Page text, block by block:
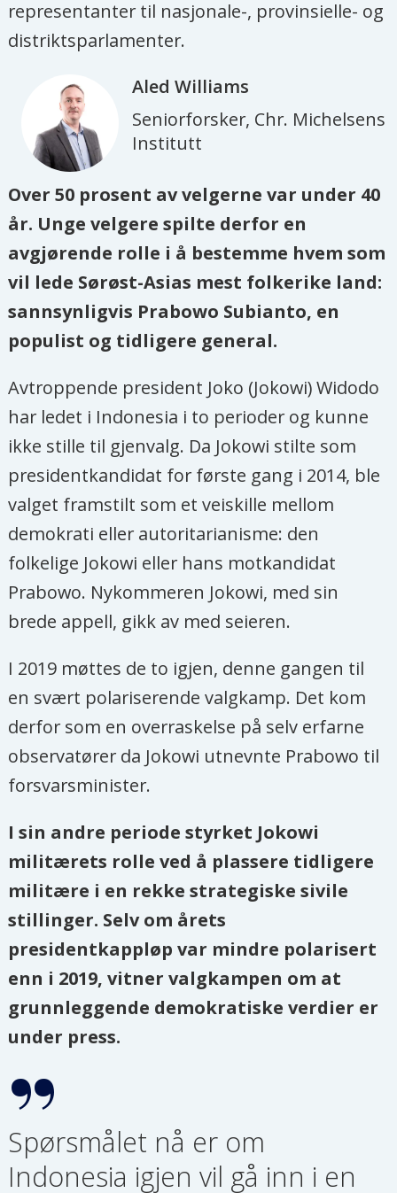
representanter til nasjonale-, provinsielle- og
distriktsparlamenter.
Aled Williams
Seniorforsker, Chr. Michelsens
Institutt
Over 50 prosent av velgerne var under 40
år. Unge velgere spilte derfor en
avgjørende rolle i å bestemme hvem som
vil lede Sørøst-Asias mest folkerike land:
sannsynligvis Prabowo Subianto, en
populist og tidligere general.
Avtroppende president Joko (Jokowi) Widodo
har ledet i Indonesia i to perioder og kunne
ikke stille til gjenvalg. Da Jokowi stilte som
presidentkandidat for første gang i 2014, ble
valget framstilt som et veiskille mellom
demokrati eller autoritarianisme: den
folkelige Jokowi eller hans motkandidat
Prabowo. Nykommeren Jokowi, med sin
brede appell, gikk av med seieren.
I 2019 møttes de to igjen, denne gangen til
en svært polariserende valgkamp. Det kom
derfor som en overraskelse på selv erfarne
observatører da Jokowi utnevnte Prabowo til
forsvarsminister.
I sin andre periode styrket Jokowi
militærets rolle ved å plassere tidligere
militære i en rekke strategiske sivile
stillinger. Selv om årets
presidentkappløp var mindre polarisert
enn i 2019, vitner valgkampen om at
grunnleggende demokratiske verdier er
under press.
Spørsmålet nå er om
Indonesia igjen vil gå inn i en